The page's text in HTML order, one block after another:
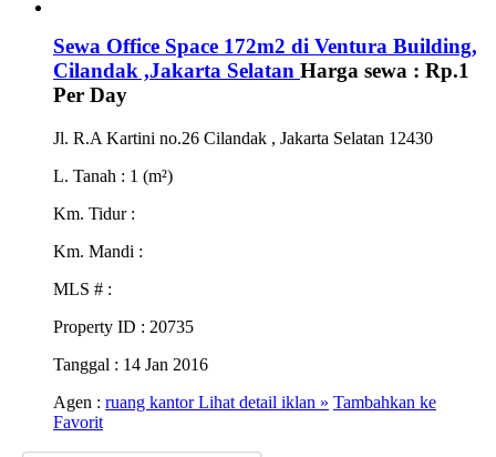
Sewa Office Space 172m2 di Ventura Building,
Cilandak ,Jakarta Selatan Harga sewa : Rp.1
Per Day
Jl. R.A Kartini no.26 Cilandak , Jakarta Selatan 12430
L. Tanah : 1 (m²)
Km. Tidur :
Km. Mandi :
MLS # :
Property ID : 20735
Tanggal : 14 Jan 2016
Agen : ruang kantorLihat detail iklan » Tambahkan ke
Favorit